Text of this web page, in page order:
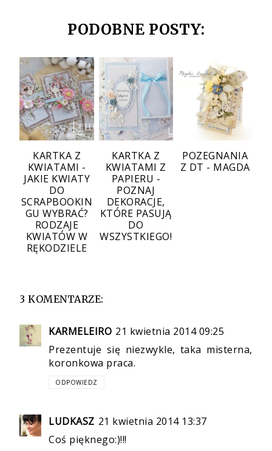
PODOBNE POSTY:
KARTKA Z
KWIATAMI -
JAKIE KWIATY
DO
SCRAPBOOKIN
GU WYBRAĆ?
RODZAJE
KWIATÓW W
RĘKODZIELE
KARTKA Z
KWIATAMI Z
PAPIERU -
POZNAJ
DEKORACJE,
KTÓRE PASUJĄ
DO
WSZYSTKIEGO!
POZEGNANIA
Z DT - MAGDA
3 KOMENTARZE:
KARMELEIRO 21 kwietnia 2014 09:25
Prezentuje się niezwykle, taka misterna,
koronkowa praca.
ODPOWIEDZ
LUDKASZ 21 kwietnia 2014 13:37
Coś pięknego:)!!!